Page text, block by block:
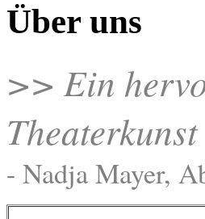
Über uns
>> Ein
- Nadja Mayer,